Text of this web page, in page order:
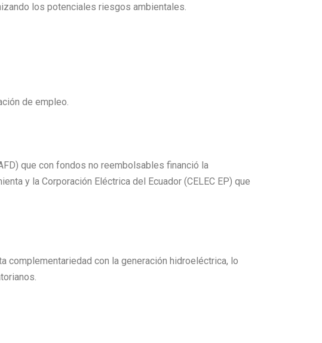
los potenciales riesgos ambientales.
de empleo.
que con fondos no reembolsables financió la
y la Corporación Eléctrica del Ecuador (CELEC EP) que
con la generación hidroeléctrica, lo